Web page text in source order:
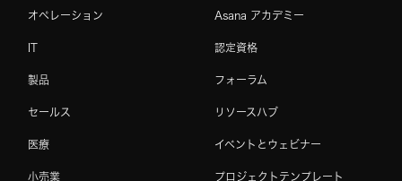
オペレーション
IT
製品
セールス
医療
小売業
Asana アカデミー
認定資格
フォーラム
リソースハブ
イベントとウェビナー
プロジェクトテンプレート